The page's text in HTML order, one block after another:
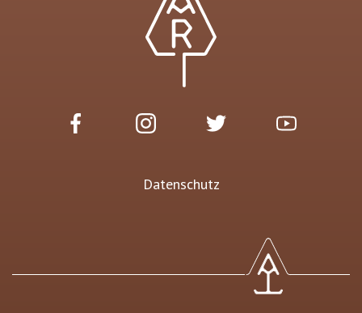
Datenschutz